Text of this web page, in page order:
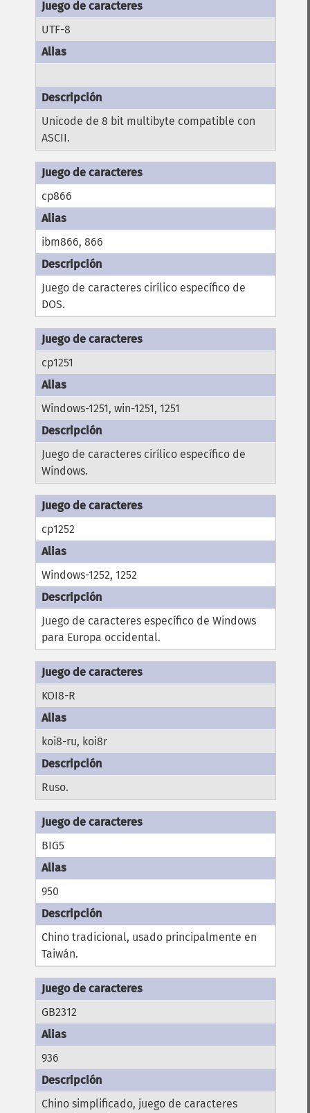
UTF-8
Unicode de 8 bit multibyte compatible con
ASCII.
cp866
ibm866, 866
Juego de caracteres cirílico específico de
DOS.
cp1251
Windows-1251, win-1251, 1251
Juego de caracteres cirílico específico de
Windows.
cp1252
Windows-1252, 1252
Juego de caracteres específico de Windows
para Europa occidental.
KOI8-R
koi8-ru, koi8r
Ruso.
BIG5
950
Chino tradicional, usado principalmente en
Taiwán.
GB2312
936
Chino simplificado, juego de caracteres